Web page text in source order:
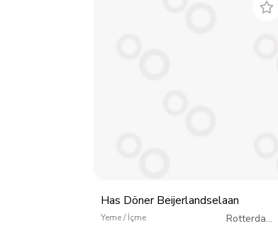
Has Döner Beijerlandselaan
Yeme / İçme Rotterdam